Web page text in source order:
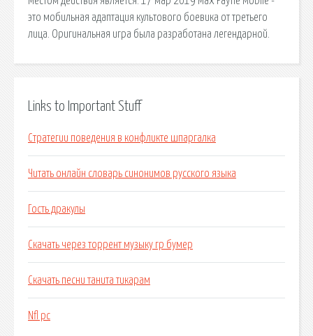
это мобильная адаптация культового боевика от третьего
лица. Оригинальная игра была разработана легендарной.
Links to Important Stuff
Стратегии поведения в конфликте шпаргалка
Читать онлайн словарь синонимов русского языка
Гость дракулы
Скачать через торрент музыку гр бумер
Скачать песни танита тикарам
Nfl pc